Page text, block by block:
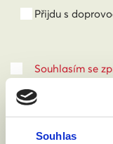
Souhlas
Přijdu s
Souhlasím se